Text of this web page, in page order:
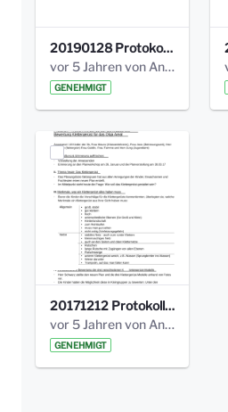
20190128 Protokoll der Projektgruppe Olgäle.pdf
vor 5 Jahren von Anni Schlumberger
GENEHMIGT
20171212 Protokoll-Klettergerüst-3b-neu-.pdf
vor 5 Jahren von Anni Schlumberger
GENEHMIGT